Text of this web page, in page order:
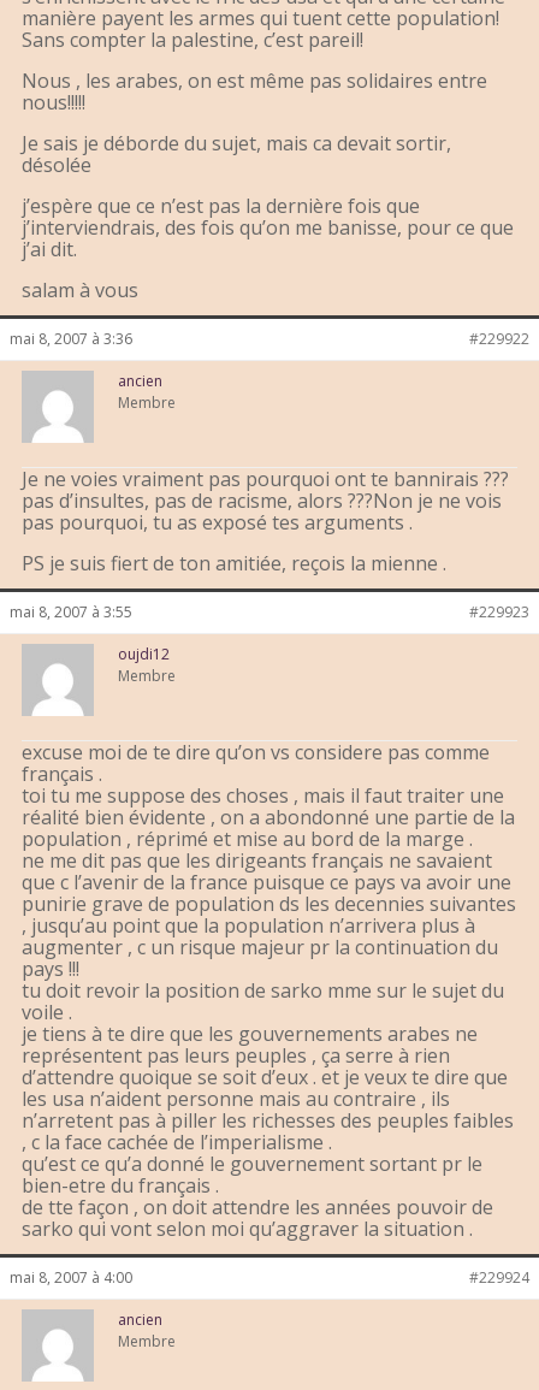
manière payent les armes qui tuent cette population!
Sans compter la palestine, c’est pareil!
Nous , les arabes, on est même pas solidaires entre
nous!!!!!
Je sais je déborde du sujet, mais ca devait sortir,
désolée
j’espère que ce n’est pas la dernière fois que
j’interviendrais, des fois qu’on me banisse, pour ce que
j’ai dit.
salam à vous
mai 8, 2007 à 3:36 #229922
ancien
Membre
Je ne voies vraiment pas pourquoi ont te bannirais ???
pas d’insultes, pas de racisme, alors ???Non je ne vois
pas pourquoi, tu as exposé tes arguments .
PS je suis fiert de ton amitiée, reçois la mienne .
mai 8, 2007 à 3:55 #229923
oujdi12
Membre
excuse moi de te dire qu’on vs considere pas comme
français .
toi tu me suppose des choses , mais il faut traiter une
réalité bien évidente , on a abondonné une partie de la
population , réprimé et mise au bord de la marge .
ne me dit pas que les dirigeants français ne savaient
que c l’avenir de la france puisque ce pays va avoir une
punirie grave de population ds les decennies suivantes
, jusqu’au point que la population n’arrivera plus à
augmenter , c un risque majeur pr la continuation du
pays !!!
tu doit revoir la position de sarko mme sur le sujet du
voile .
je tiens à te dire que les gouvernements arabes ne
représentent pas leurs peuples , ça serre à rien
d’attendre quoique se soit d’eux . et je veux te dire que
les usa n’aident personne mais au contraire , ils
n’arretent pas à piller les richesses des peuples faibles
, c la face cachée de l’imperialisme .
qu’est ce qu’a donné le gouvernement sortant pr le
bien-etre du français .
de tte façon , on doit attendre les années pouvoir de
sarko qui vont selon moi qu’aggraver la situation .
mai 8, 2007 à 4:00 #229924
ancien
Membre